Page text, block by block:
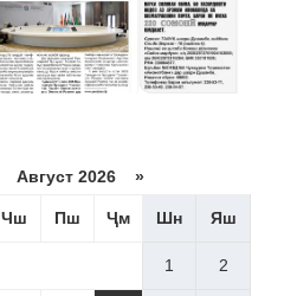
Август 2026 »
Чш Пш Ҷм Шн Яш
1 2